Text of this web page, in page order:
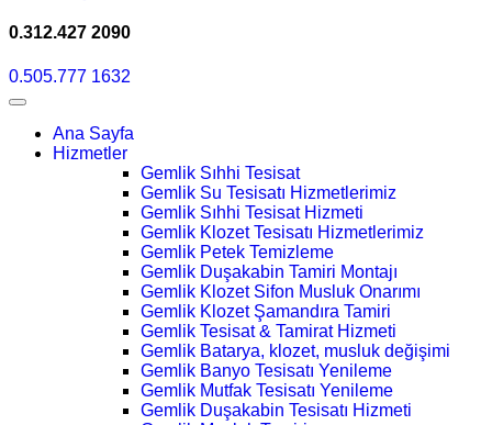
0.312.427 2090
0.505.777 1632
Ana Sayfa
Hizmetler
Gemlik Sıhhi Tesisat
Gemlik Su Tesisatı Hizmetlerimiz
Gemlik Sıhhi Tesisat Hizmeti
Gemlik Klozet Tesisatı Hizmetlerimiz
Gemlik Petek Temizleme
Gemlik Duşakabin Tamiri Montajı
Gemlik Klozet Sifon Musluk Onarımı
Gemlik Klozet Şamandıra Tamiri
Gemlik Tesisat & Tamirat Hizmeti
Gemlik Batarya, klozet, musluk değişimi
Gemlik Banyo Tesisatı Yenileme
Gemlik Mutfak Tesisatı Yenileme
Gemlik Duşakabin Tesisatı Hizmeti